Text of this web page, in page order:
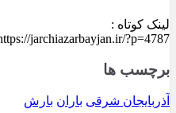
لینک کوتاه :
jarchiazarbayjan.ir/?p=4787
برچسب ها
آذربایجان شرقی باران بارش